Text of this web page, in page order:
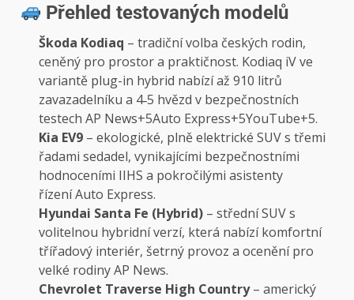
Přehled testovaných modelů
Škoda Kodiaq – tradiční volba českých rodin,
ceněný pro prostor a praktičnost. Kodiaq iV ve
variantě plug-in hybrid nabízí až 910 litrů
zavazadelníku a 4‑5 hvězd v bezpečnostních
testech AP News+5Auto Express+5YouTube+5.
Kia EV9 – ekologické, plně elektrické SUV s třemi
řadami sedadel, vynikajícími bezpečnostními
hodnoceními IIHS a pokročilými asistenty
řízeníAuto Express.
Hyundai Santa Fe (Hybrid) – střední SUV s
volitelnou hybridní verzí, která nabízí komfortní
třířadový interiér, šetrný provoz a ocenění pro
velké rodinyAP News.
Chevrolet Traverse High Country– americký